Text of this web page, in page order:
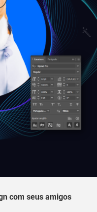
com seus amigos